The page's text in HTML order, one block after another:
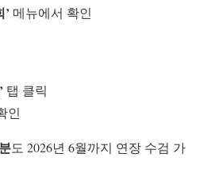
메뉴에서 확인
탭 클릭
인
도 2026년 6월까지 연장 수검 가